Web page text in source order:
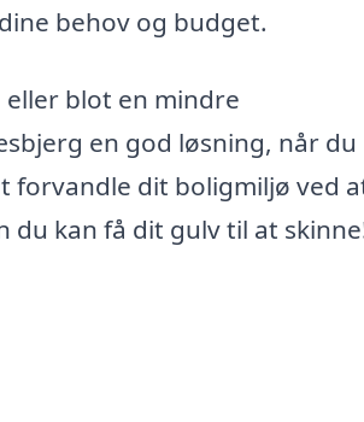
behov og budget.
blot en mindre
en god løsning, når du
forvandle dit boligmiljø ved
du kan få dit gulv til at